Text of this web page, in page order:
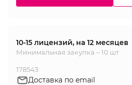
10-15 лицензий, на 12 месяцев
Минимальная закупка – 10 шт
178543
Доставка по email